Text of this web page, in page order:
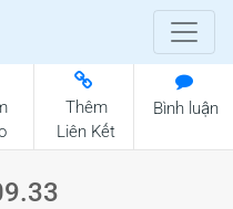
Thêm
Liên Kết
Bình luận